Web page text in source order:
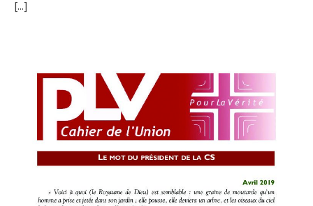
[...]